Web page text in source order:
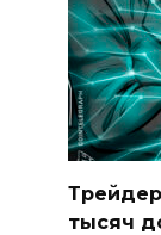
тысяч